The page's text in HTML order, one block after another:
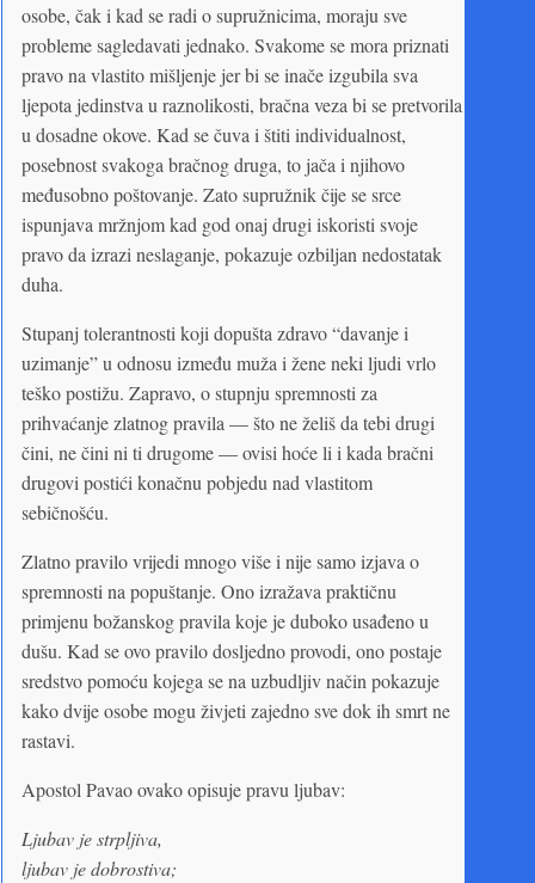
osobe, čak i kad se radi o supružnicima, moraju sve
probleme sagledavati jednako. Svakome se mora priznati
pravo na vlastito mišljenje jer bi se inače izgubila sva
ljepota jedinstva u raznolikosti, bračna veza bi se pretvorila
u dosadne okove. Kad se čuva i štiti individualnost,
posebnost svakoga bračnog druga, to jača i njihovo
međusobno poštovanje. Zato supružnik čije se srce
ispunjava mržnjom kad god onaj drugi iskoristi svoje
pravo da izrazi neslaganje, pokazuje ozbiljan nedostatak
duha.
Stupanj tolerantnosti koji dopušta zdravo “davanje i
uzimanje” u odnosu između muža i žene neki ljudi vrlo
teško postižu. Zapravo, o stupnju spremnosti za
prihvaćanje zlatnog pravila — što ne želiš da tebi drugi
čini, ne čini ni ti drugome — ovisi hoće li i kada bračni
drugovi postići konačnu pobjedu nad vlastitom
sebičnošću.
Zlatno pravilo vrijedi mnogo više i nije samo izjava o
spremnosti na popuštanje. Ono izražava praktičnu
primjenu božanskog pravila koje je duboko usađeno u
dušu. Kad se ovo pravilo dosljedno provodi, ono postaje
sredstvo pomoću kojega se na uzbudljiv način pokazuje
kako dvije osobe mogu živjeti zajedno sve dok ih smrt ne
rastavi.
Apostol Pavao ovako opisuje pravu ljubav:
Ljubav je strpljiva,
ljubav je dobrostiva;